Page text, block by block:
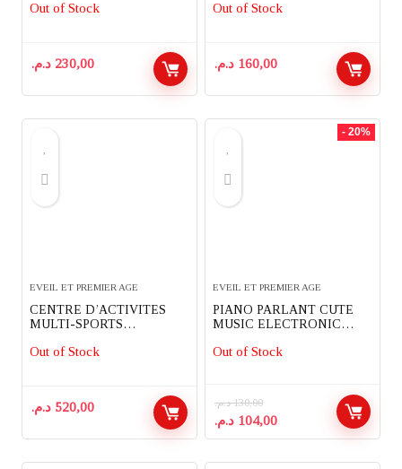
Out of Stock
230,00 د.م.
Out of Stock
160,00 د.م.
EVEIL ET PREMIER AGE
CENTRE D’ACTIVITES
MULTI-SPORTS
Out of Stock
520,00 د.م.
- 20%
EVEIL ET PREMIER AGE
PIANO PARLANT CUTE
MUSIC ELECTRONIC
Out of Stock
130,00 د.م.
Le
prix
104,00 د.م.
Le
prix